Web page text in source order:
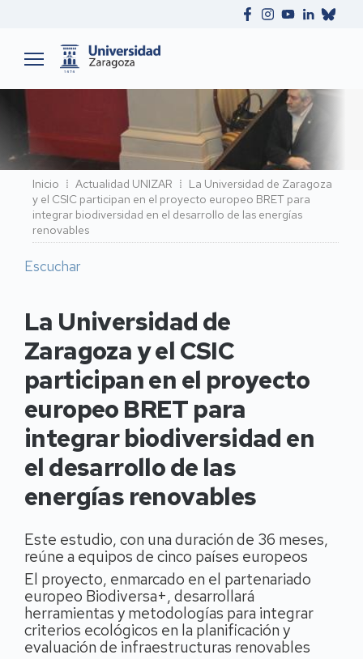
Ruta
de
navegación
Inicio Actualidad UNIZAR
La Universidad de Zaragoza
y el CSIC participan en el proyecto europeo BRET para
integrar biodiversidad en el desarrollo de las energías
renovables
Escuchar
La Universidad de
Zaragoza y el CSIC
participan en el proyecto
europeo BRET para
integrar biodiversidad en
el desarrollo de las
energías renovables
Este estudio, con una duración de 36 meses,
reúne a equipos de cinco países europeos
El proyecto, enmarcado en el partenariado
europeo Biodiversa+, desarrollará
herramientas y metodologías para integrar
criterios ecológicos en la planificación y
evaluación de infraestructuras renovables